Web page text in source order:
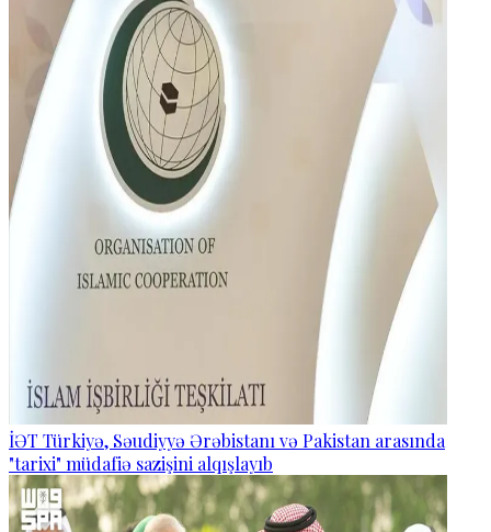
İƏT Türkiyə, Səudiyyə Ərəbistanı və Pakistan arasında
"tarixi" müdafiə sazişini alqışlayıb